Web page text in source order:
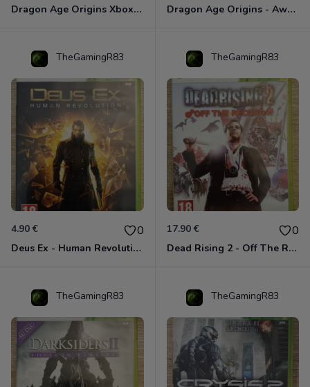
Dragon Age Origins Xbox 360 Dragon Age Origins - Awakening Xbox 360
TheGamingR83
4.90 € 0
Deus Ex - Human Revolution Xbox 360
TheGamingR83
17.90 € 0
Dead Rising 2 - Off The Record Xbox 360
TheGamingR83 TheGamingR83